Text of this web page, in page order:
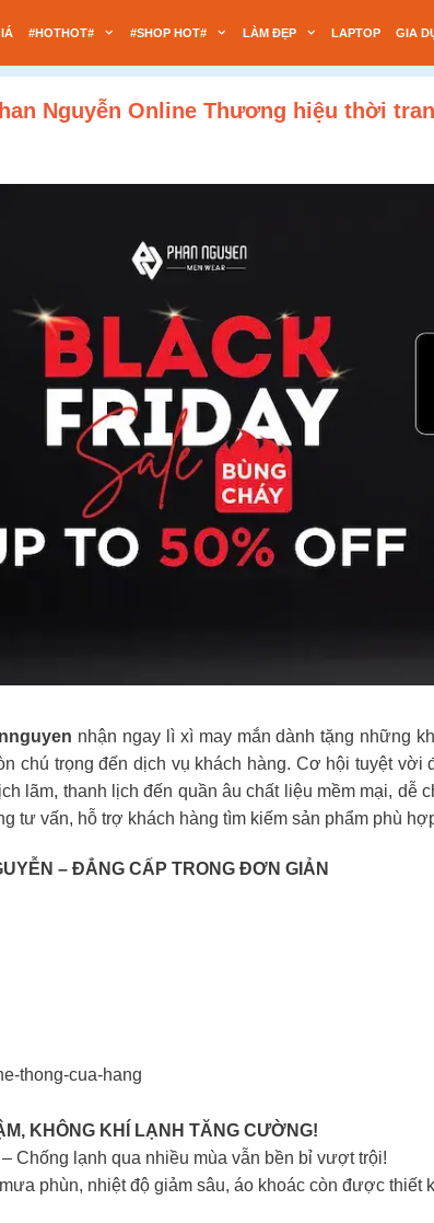
#HOTHOT# #SHOP HOT# LÀM ĐẸP LAPTOP GIA
Nguyễn Online Thương hiệu thời
nhận ngay lì xì may mắn dành tặng những
chú trọng đến dịch vụ khách hàng. Cơ hội tuyệt
lãm, thanh lịch đến quần âu chất liệu mềm mại,
tư vấn, hỗ trợ khách hàng tìm kiếm sản phẩm phù
– ĐẲNG CẤP TRONG ĐƠN GIẢN
thong-cua-hang
KHÔNG KHÍ LẠNH TĂNG CƯỜNG!
Chống lạnh qua nhiều mùa vẫn bền bỉ vượt trội!
phùn, nhiệt độ giảm sâu, áo khoác còn được